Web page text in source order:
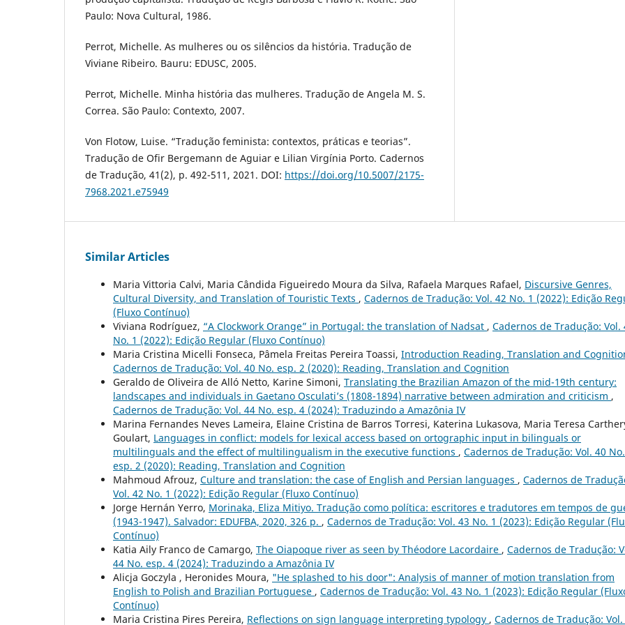
Paulo: Nova Cultural, 1986.
Perrot, Michelle. As mulheres ou os silêncios da história. Tradução de
Viviane Ribeiro. Bauru: EDUSC, 2005.
Perrot, Michelle. Minha história das mulheres. Tradução de Angela M. S.
Correa. São Paulo: Contexto, 2007.
Von Flotow, Luise. “Tradução feminista: contextos, práticas e teorias”.
Tradução de Ofir Bergemann de Aguiar e Lilian Virgínia Porto. Cadernos
de Tradução, 41(2), p. 492-511, 2021. DOI: https://doi.org/10.5007/2175-
7968.2021.e75949
Similar Articles
Maria Vittoria Calvi, Maria Cândida Figueiredo Moura da Silva, Rafaela Marques Rafael, Discursive Genres,
Cultural Diversity, and Translation of Touristic Texts , Cadernos de Tradução: Vol. 42 No. 1 (2022): Edição
(Fluxo Contínuo)
Viviana Rodríguez, “A Clockwork Orange” in Portugal: the translation of Nadsat , Cadernos de Tradução: Vol.
No. 1 (2022): Edição Regular (Fluxo Contínuo)
Maria Cristina Micelli Fonseca, Pâmela Freitas Pereira Toassi, Introduction Reading, Translation and
Cadernos de Tradução: Vol. 40 No. esp. 2 (2020): Reading, Translation and Cognition
Geraldo de Oliveira de Alló Netto, Karine Simoni, Translating the Brazilian Amazon of the mid-19th century:
landscapes and individuals in Gaetano Osculati’s (1808-1894) narrative between admiration and criticism ,
Cadernos de Tradução: Vol. 44 No. esp. 4 (2024): Traduzindo a Amazônia IV
Marina Fernandes Neves Lameira, Elaine Cristina de Barros Torresi, Katerina Lukasova, Maria Teresa
Goulart, Languages in conflict: models for lexical access based on ortographic input in bilinguals or
multilinguals and the effect of multilingualism in the executive functions , Cadernos de Tradução: Vol. 40 No.
esp. 2 (2020): Reading, Translation and Cognition
Mahmoud Afrouz, Culture and translation: the case of English and Persian languages , Cadernos de
Vol. 42 No. 1 (2022): Edição Regular (Fluxo Contínuo)
Jorge Hernán Yerro, Morinaka, Eliza Mitiyo. Tradução como política: escritores e tradutores em tempos de
(1943-1947). Salvador: EDUFBA, 2020, 326 p. , Cadernos de Tradução: Vol. 43 No. 1 (2023): Edição Regular
Contínuo)
Katia Aily Franco de Camargo, The Oiapoque river as seen by Théodore Lacordaire , Cadernos de Tradução:
44 No. esp. 4 (2024): Traduzindo a Amazônia IV
Alicja Goczyla , Heronides Moura, "He splashed to his door": Analysis of manner of motion translation from
English to Polish and Brazilian Portuguese , Cadernos de Tradução: Vol. 43 No. 1 (2023): Edição Regular
Contínuo)
Maria Cristina Pires Pereira, Reflections on sign language interpreting typology , Cadernos de Tradução: Vol.